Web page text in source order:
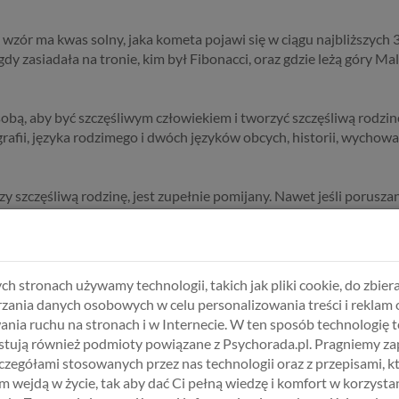
ma kwas solny, jaka kometa pojawi się w ciągu
zasiadała na tronie, kim był Fibonacci, oraz gdzie leżą góry
aby być szczęśliwym człowiekiem i tworzyć szczęśliwą
języka rodzimego i dwóch języków obcych, historii,
szczęśliwą rodzinę, jest zupełnie pomijany. Nawet jeśli
zabezpieczania się przed ciążą, które uczą jak nie mieć
i mężczynę spraw związanych z pozytywnym
żyć, aby wieść szczęśliwe życie, to nie pozostaje nam nic
oczekiwania względem siebie nawzajem, względem
względem pracy zawodowej i opieki nad domem, względem
z teściami, względem ustalenia tego wszystkiego, co po
stronach używamy technologii, takich jak pliki cookie, do
danych osobowych w celu personalizowania treści i reklam
ruchu na stronach i w Internecie. W ten sposób technologię
również podmioty powiązane z Psychorada.pl. Pragniemy
stosowanych przez nas technologii oraz z przepisami,
wejdą w życie, tak aby dać Ci pełną wiedzę i komfort w